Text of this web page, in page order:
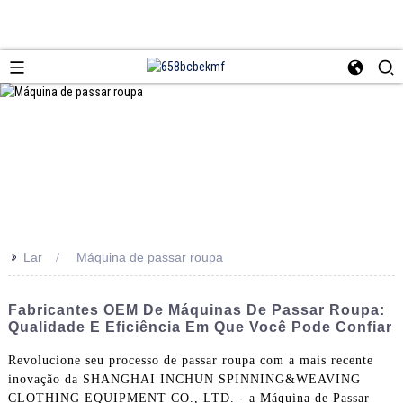
>> Lar Máquina de passar roupa
Fabricantes OEM De Máquinas De Passar Roupa:
Qualidade E Eficiência Em Que Você Pode Confiar
Revolucione seu processo de passar roupa com a mais recente
inovação da SHANGHAI INCHUN SPINNING&WEAVING
CLOTHING EQUIPMENT CO., LTD. - a Máquina de Passar